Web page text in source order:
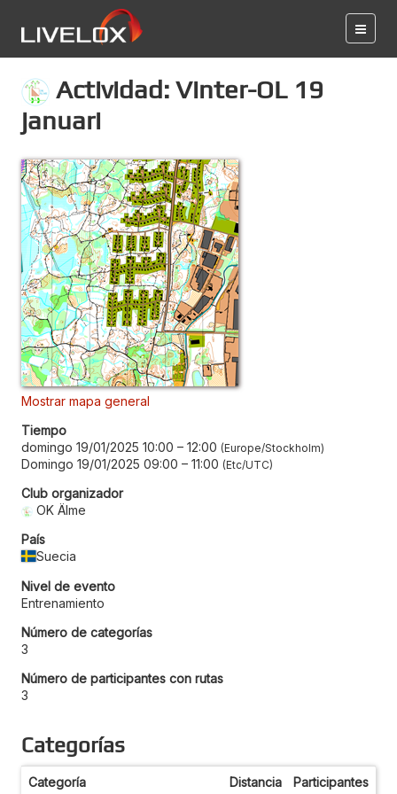
Actividad: Vinter-OL 19
januari
Mostrar mapa general
Tiempo
domingo 19/01/2025 10:00 – 12:00 Europe/Stockholm
Domingo 19/01/2025 09:00 – 11:00 Etc/UTC
Club organizador
OK Älme
País
Suecia
Nivel de evento
Entrenamiento
Número de categorías
3
Número de participantes con rutas
3
Categorías
Categoría Distancia Participantes